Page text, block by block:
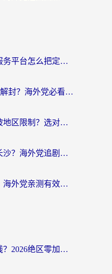
在菲律宾用国家政务服务平台怎么把定位修改到中国国内？3步解决+海外看剧听歌全攻略
优酷VIP海外限制多久解封？海外党必看的跨区难题一站式解决指南
在海外看腾讯视频总被地区限制？选对回国加速器，还能解决泰国政务网和蜻蜓FM卡顿问题
泰国怎么打不开我的长沙？海外党追剧看片的破局指南
国外怎么看魅影直播？海外党亲测有效的回国加速指南（附听歌、看央视VIP技巧）
海外党玩绝区零总掉线？2026绝区零加速器推荐+跨平台国服游戏加速攻略